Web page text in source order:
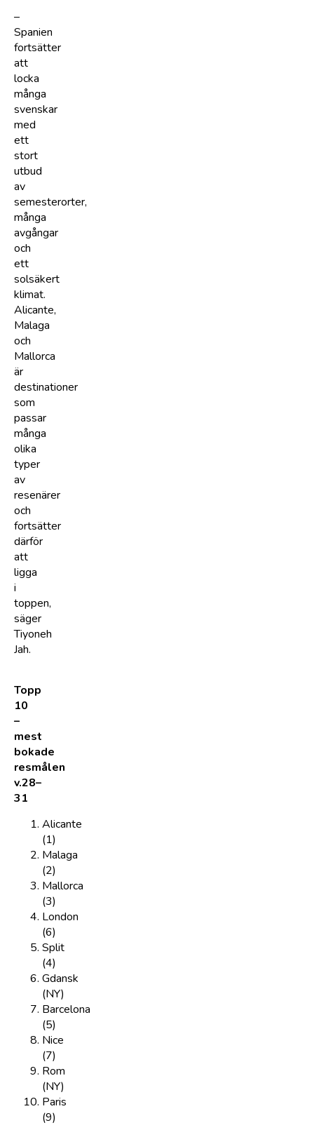
–
Spanien
fortsätter
att
locka
många
svenskar
med
ett
stort
utbud
av
semesterorter,
många
avgångar
och
ett
solsäkert
klimat.
Alicante,
Malaga
och
Mallorca
är
destinationer
som
passar
många
olika
typer
av
resenärer
och
fortsätter
därför
att
ligga
i
toppen,
säger
Tiyoneh
Jah.
Topp
10
–
mest
bokade
resmålen
v.28–
31
Alicante
(1)
Malaga
(2)
Mallorca
(3)
London
(6)
Split
(4)
Gdansk
(NY)
Barcelona
(5)
Nice
(7)
Rom
(NY)
Paris
(9)